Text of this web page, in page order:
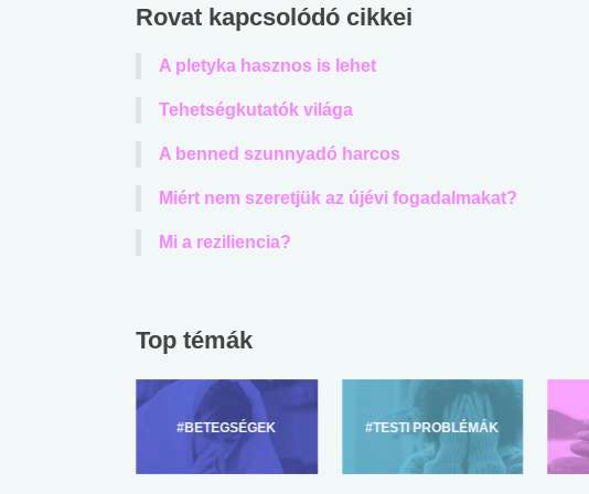
Rovat kapcsolódó cikkei
A pletyka hasznos is lehet
Tehetségkutatók világa
A benned szunnyadó harcos
Miért nem szeretjük az újévi fogadalmakat?
Mi a reziliencia?
Top témák
#BETEGSÉGEK #TESTI PROBLÉMÁK